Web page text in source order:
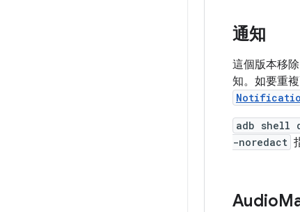
通知
這個版本移除
知。如要重
adb shell
-noredact
Audio